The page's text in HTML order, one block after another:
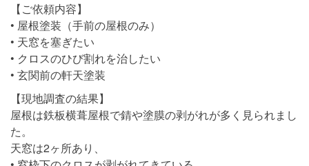
【ご依頼内容】
• 屋根塗装（手前の屋根のみ）
• 天窓を塞ぎたい
• クロスのひび割れを治したい
• 玄関前の軒天塗装
【現地調査の結果】
屋根は鉄板横葺屋根で錆や塗膜の剥がれが多く見られまし
た。
天窓は2ヶ所あり、